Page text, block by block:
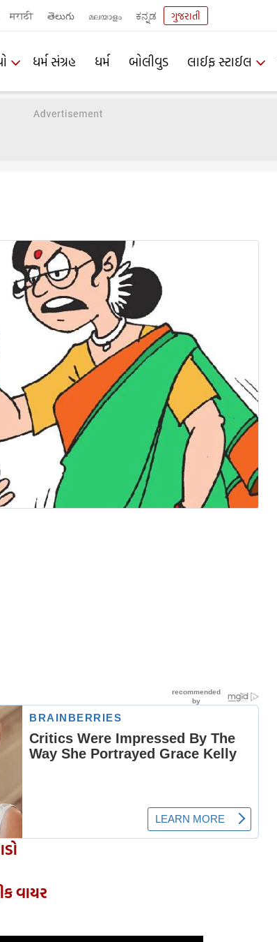
मराठी తెలుగు മലയാളം ಕನ್ನಡ ગુજરાતી
ધર્મ સંગ્રહ ધર્મ બોલીવુડ લાઈફ સ્ટાઈલ
વાયર